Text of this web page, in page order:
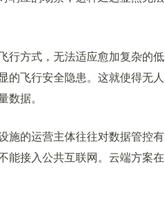
方式，无法适应愈加复杂的低
的飞行安全隐患。这就使得无人
数据。
的运营主体往往对数据管控有
能接入公共互联网。云端方案在